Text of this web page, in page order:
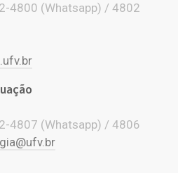
4800 (Whatsapp) / 4802
4807 (Whatsapp) / 4806